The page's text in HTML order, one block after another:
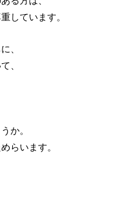
しています。
、
、
か。
らいます。